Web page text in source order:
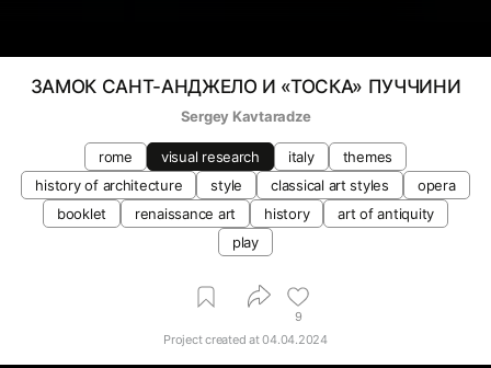
ЗАМОК САНТ-АНДЖЕЛО И «ТОСКА» ПУЧЧИНИ
Sergey Kavtaradze
rome visual research italy
themes
history of architecture
style classical art styles
opera
booklet
renaissance art history
art of antiquity
play
9
Project created at04.04.2024